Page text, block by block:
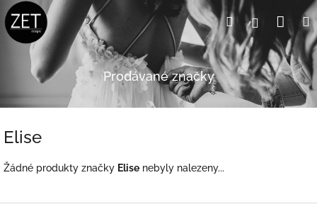
Přejít
na
obsah
HledatPřihlášení
Prodávané značky
Elise
Žádné produkty značky Elise nebyly nalezeny...